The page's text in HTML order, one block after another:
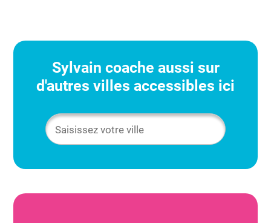
Sylvain coache aussi sur
d'autres villes accessibles ici